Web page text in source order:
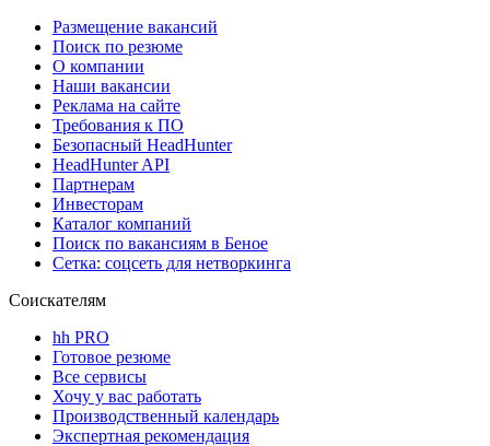
Размещение вакансий
Поиск по резюме
О компании
Наши вакансии
Реклама на сайте
Требования к ПО
Безопасный HeadHunter
HeadHunter API
Партнерам
Инвесторам
Каталог компаний
Поиск по вакансиям в Беное
Сетка: соцсеть для нетворкинга
Соискателям
hh PRO
Готовое резюме
Все сервисы
Хочу у вас работать
Производственный календарь
Экспертная рекомендация